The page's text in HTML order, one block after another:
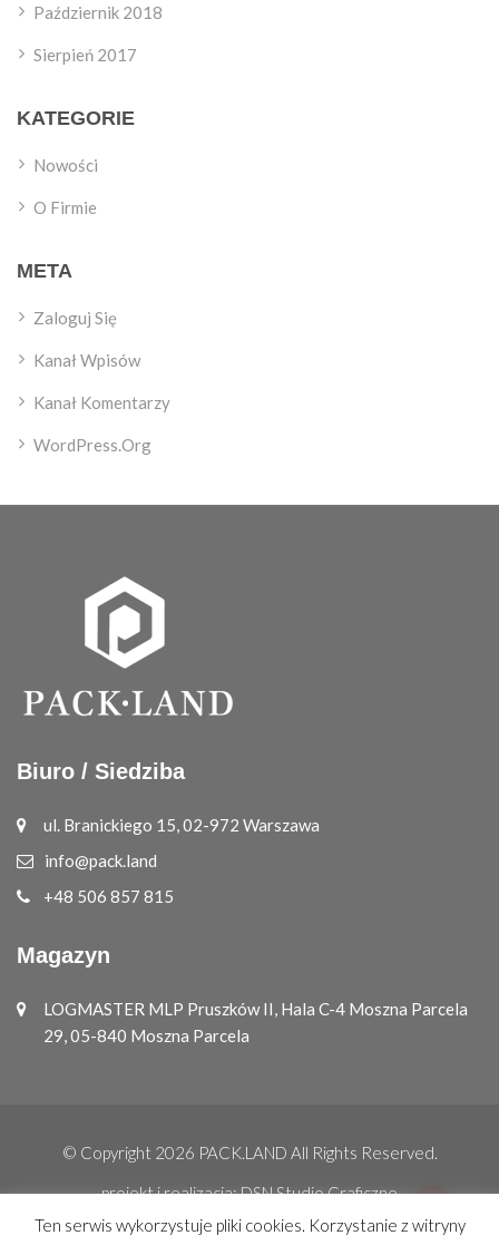
Październik 2018
Sierpień 2017
KATEGORIE
Nowości
O Firmie
META
Zaloguj Się
Kanał Wpisów
Kanał Komentarzy
WordPress.org
Biuro / Siedziba
ul. Branickiego 15, 02-972 Warszawa
info@pack.land
+48 506 857 815
Magazyn
LOGMASTER MLP Pruszków II, Hala C-4 Moszna Parcela
29, 05-840 Moszna Parcela
© Copyright 2026 PACK.LAND All Rights Reserved.
projekt i realizacja:DSN Studio Graficzne
Ten serwis wykorzystuje pliki cookies. Korzystanie z witryny